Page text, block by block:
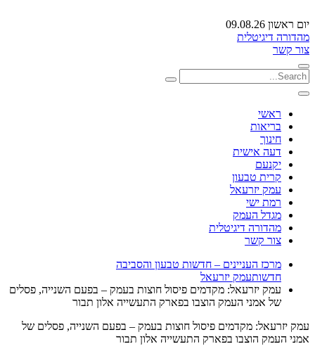
יום ראשון 09.08.26
מהדורה דיגיטלית
צור קשר
ראשי
בריאות
חינוך
דעה אישית
יקנעם
קרית טבעון
עמק יזרעאל
רמת ישי
מגדל העמק
מהדורה דיגיטלית
צור קשר
מרכז העניינים – חדשות טבעון והסביבה
חדשותעמק יזרעאל
עמק יזרעאל: מקדמים פיסול חוצות בעמק – בפעם השנייה, פסלים
של אמני העמק הוצבו בפארק התעשייה אלון תבור
עמק יזרעאל: מקדמים פיסול חוצות בעמק – בפעם השנייה, פסלים של
אמני העמק הוצבו בפארק התעשייה אלון תבור